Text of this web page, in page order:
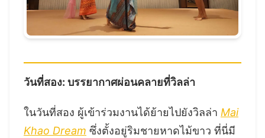
วันที่สอง: บรรยากาศผ่อนคลายที่วิลล่า
ในวันที่สอง ผู้เข้าร่วมงานได้ย้ายไปยังวิลล่า Mai
Khao Dream ซึ่งตั้งอยู่ริมชายหาดไม้ขาว ที่นี่มี